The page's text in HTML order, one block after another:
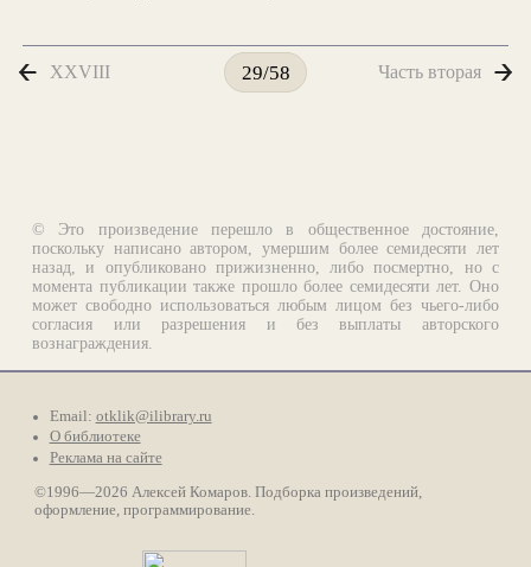
XXVIII 29/58 Часть вторая
© Это произведение перешло в общественное достояние,
поскольку написано автором, умершим более семидесяти лет
назад, и опубликовано прижизненно, либо посмертно, но с
момента публикации также прошло более семидесяти лет. Оно
может свободно использоваться любым лицом без чьего-либо
согласия или разрешения и без выплаты авторского
вознаграждения.
Email: otklik@ilibrary.ru
О библиотеке
Реклама на сайте
©1996—2026 Алексей Комаров. Подборка произведений,
оформление, программирование.